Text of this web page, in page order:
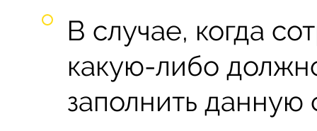
В случае, когда
какую-либо
заполнить